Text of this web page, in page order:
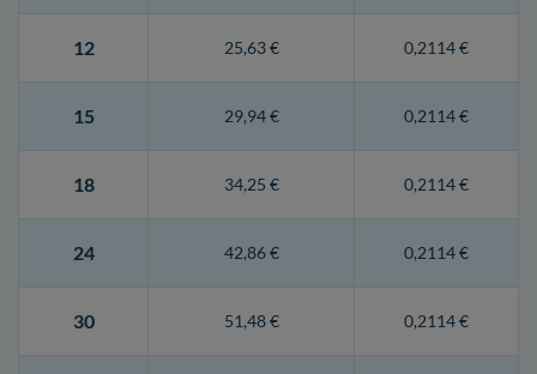
12 25,63 € 0,2114 €
15 29,94 € 0,2114 €
18 34,25 € 0,2114 €
24 42,86 € 0,2114 €
30 51,48 € 0,2114 €